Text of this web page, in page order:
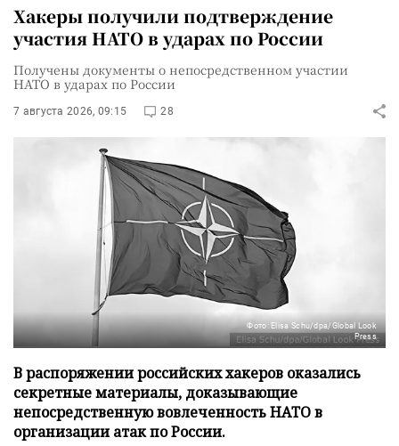
Хакеры получили подтверждение
участия НАТО в ударах по России
Получены документы о непосредственном участии
НАТО в ударах по России
7 августа 2026, 09:15 28
Фото: Elisa Schu/dpa/Global Look
Press
В распоряжении российских хакеров оказались
секретные материалы, доказывающие
непосредственную вовлеченность НАТО в
организации атак по России.